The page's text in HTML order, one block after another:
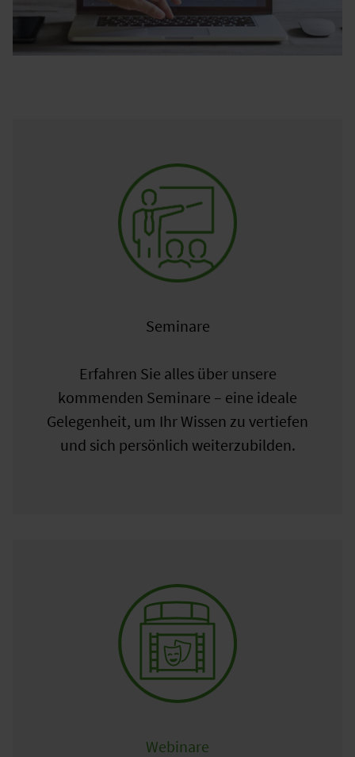
Seminare
Erfahren Sie alles über unsere
kommenden Seminare – eine ideale
Gelegenheit, um Ihr Wissen zu vertiefen
und sich persönlich weiterzubilden.
Webinare